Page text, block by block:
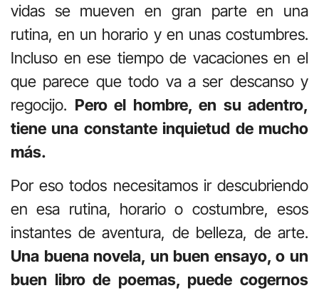
vidas se mueven en gran parte en una
rutina, en un horario y en unas costumbres.
Incluso en ese tiempo de vacaciones en el
que parece que todo va a ser descanso y
regocijo. Pero el hombre, en su adentro,
tiene una constante inquietud de mucho
más.
Por eso todos necesitamos ir descubriendo
en esa rutina, horario o costumbre, esos
instantes de aventura, de belleza, de arte.
Una buena novela, un buen ensayo, o un
buen libro de poemas, puede cogernos